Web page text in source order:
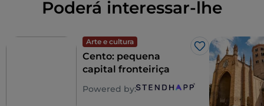
Poderá interessar-lhe
Arte e cultura
Gosto
Cento: pequena
capital fronteiriça
Powered by: